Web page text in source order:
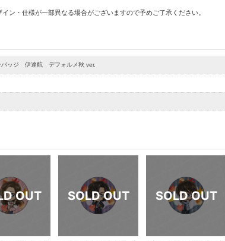
ン・仕様が一部異なる場合がございますので予めご了承ください。
ッジ 伊達航 デフォルメ秋 ver.